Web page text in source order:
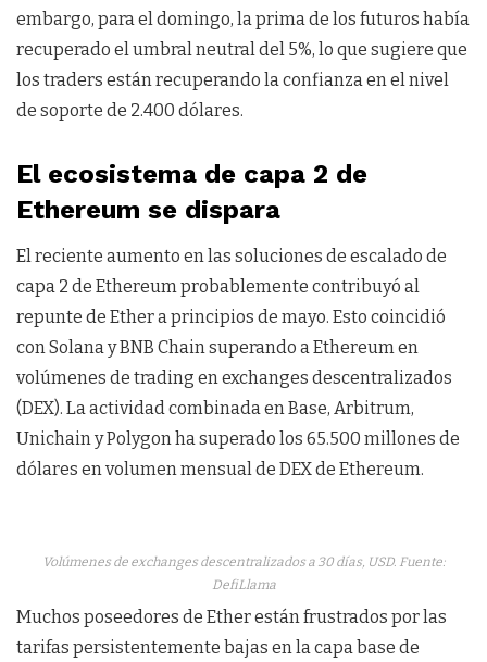
embargo, para el domingo, la prima de los futuros había
recuperado el umbral neutral del 5%, lo que sugiere que
los traders están recuperando la confianza en el nivel
de soporte de 2.400 dólares.
El ecosistema de capa 2 de
Ethereum se dispara
El reciente aumento en las soluciones de escalado de
capa 2 de Ethereum probablemente contribuyó al
repunte de Ether a principios de mayo. Esto coincidió
con Solana y BNB Chain superando a Ethereum en
volúmenes de trading en exchanges descentralizados
(DEX). La actividad combinada en Base, Arbitrum,
Unichain y Polygon ha superado los 65.500 millones de
dólares en volumen mensual de DEX de Ethereum.
Volúmenes de exchanges descentralizados a 30 días, USD. Fuente:
DefiLlama
Muchos poseedores de Ether están frustrados por las
tarifas persistentemente bajas en la capa base de